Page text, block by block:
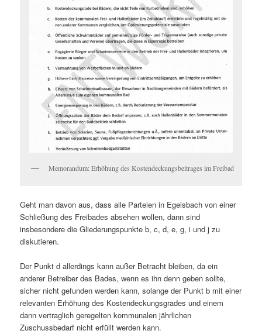
Memorandum: Erhöhung des Kostendeckungsbeitrages im Freibad
Geht man davon aus, dass alle Parteien in Egelsbach von einer
Schließung des Freibades absehen wollen, dann sind
insbesondere die Gliederungspunkte b, c, d, e, g, i und j zu
diskutieren.
Der Punkt d allerdings kann außer Betracht bleiben, da ein
anderer Betreiber des Bades, wenn es ihn denn geben sollte,
sicher nicht gefunden werden kann, solange der Punkt b mit einer
relevanten Erhöhung des Kostendeckungsgrades und einem
dann vertraglich geregelten kommunalen jährlichen
Zuschussbedarf nicht erfüllt werden kann.